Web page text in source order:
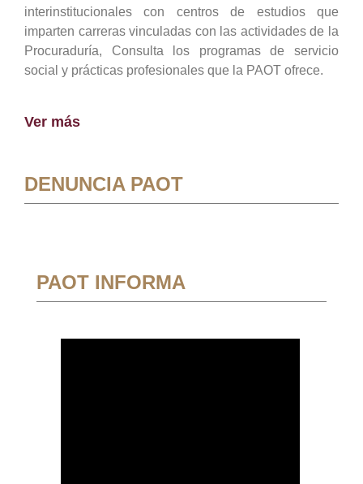
interinstitucionales con centros de estudios que
imparten carreras vinculadas con las actividades de la
Procuraduría, Consulta los programas de servicio
social y prácticas profesionales que la PAOT ofrece.
Ver más
DENUNCIA PAOT
PAOT INFORMA